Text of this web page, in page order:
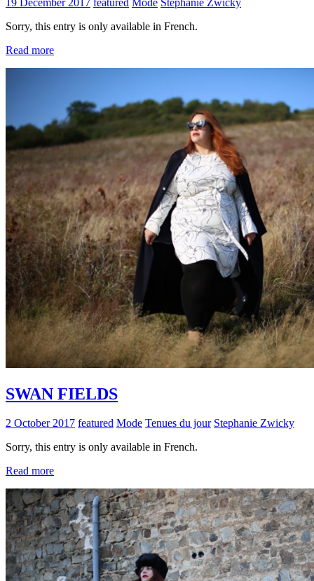
Sorry, this entry is only available in French.
Read more
SWAN FIELDS
2 October 2017 featured Mode Tenues du jour Stephanie Zwicky
Sorry, this entry is only available in French.
Read more